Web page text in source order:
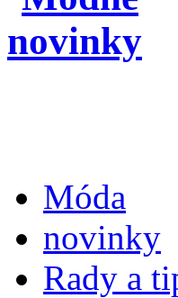
Móda
novinky
Rady a